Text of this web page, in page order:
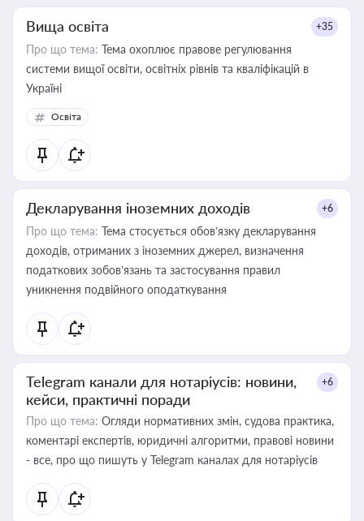
Вища освіта +35
Про що тема: Тема охоплює правове регулювання
системи вищої освіти, освітніх рівнів та кваліфікацій в
Україні
Освіта
Декларування іноземних доходів +6
Про що тема: Тема стосується обов’язку декларування
доходів, отриманих з іноземних джерел, визначення
податкових зобов’язань та застосування правил
уникнення подвійного оподаткування
Telegram канали для нотаріусів: новини,
кейси, практичні поради
+6
Про що тема: Огляди нормативних змін, судова практика,
коментарі експертів, юридичні алгоритми, правові новини
- все, про що пишуть у Telegram каналах для нотаріусів